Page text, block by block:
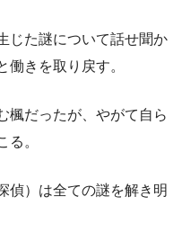
じた謎について話せ聞か
きを取り戻す。
楓だったが、やがて自ら
る。
偵）は全ての謎を解き明